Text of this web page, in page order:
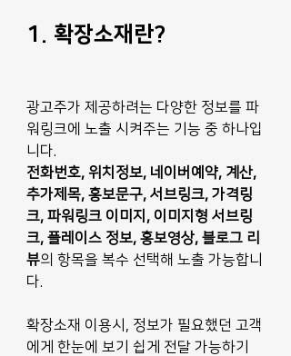
1. 확장소재란?
광고주가 제공하려는 다양한 정보를 파
워링크에 노출 시켜주는 기능 중 하나입
니다.
전화번호, 위치정보, 네이버예약, 계산,
추가제목, 홍보문구, 서브링크, 가격링
크, 파워링크 이미지, 이미지형 서브링
크, 플레이스 정보, 홍보영상, 블로그 리
뷰의 항목을 복수 선택해 노출 가능합니
다.
확장소재 이용시, 정보가 필요했던 고객
에게 한눈에 보기 쉽게 전달 가능하기